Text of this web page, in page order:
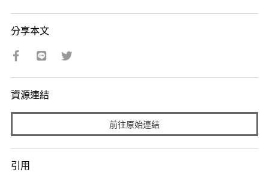
分享本文
資源連結
前往原始連結
引用